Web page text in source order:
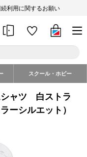
利用に関するお願い
スクール・ホビー
ャツ 白ストラ
ーシルエット）